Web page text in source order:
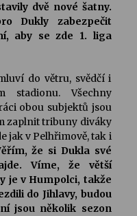
dvě nové šatny.
Dukly zabezpečit
aby se zde 1. liga
do větru, svědčí i
stadionu. Všechny
obou subjektů jsou
zaplnit tribuny diváky
jak v Pelhřimově, tak i
že si Dukla své
Víme, že větší
je v Humpolci, takže
do Jihlavy, budou
jsou několik sezon